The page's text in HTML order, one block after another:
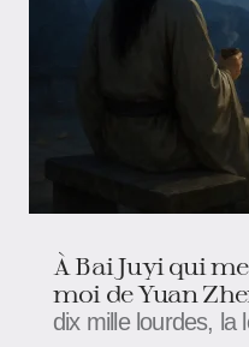
À Bai Juyi qui
moi de Yuan
dix mille lourdes, la